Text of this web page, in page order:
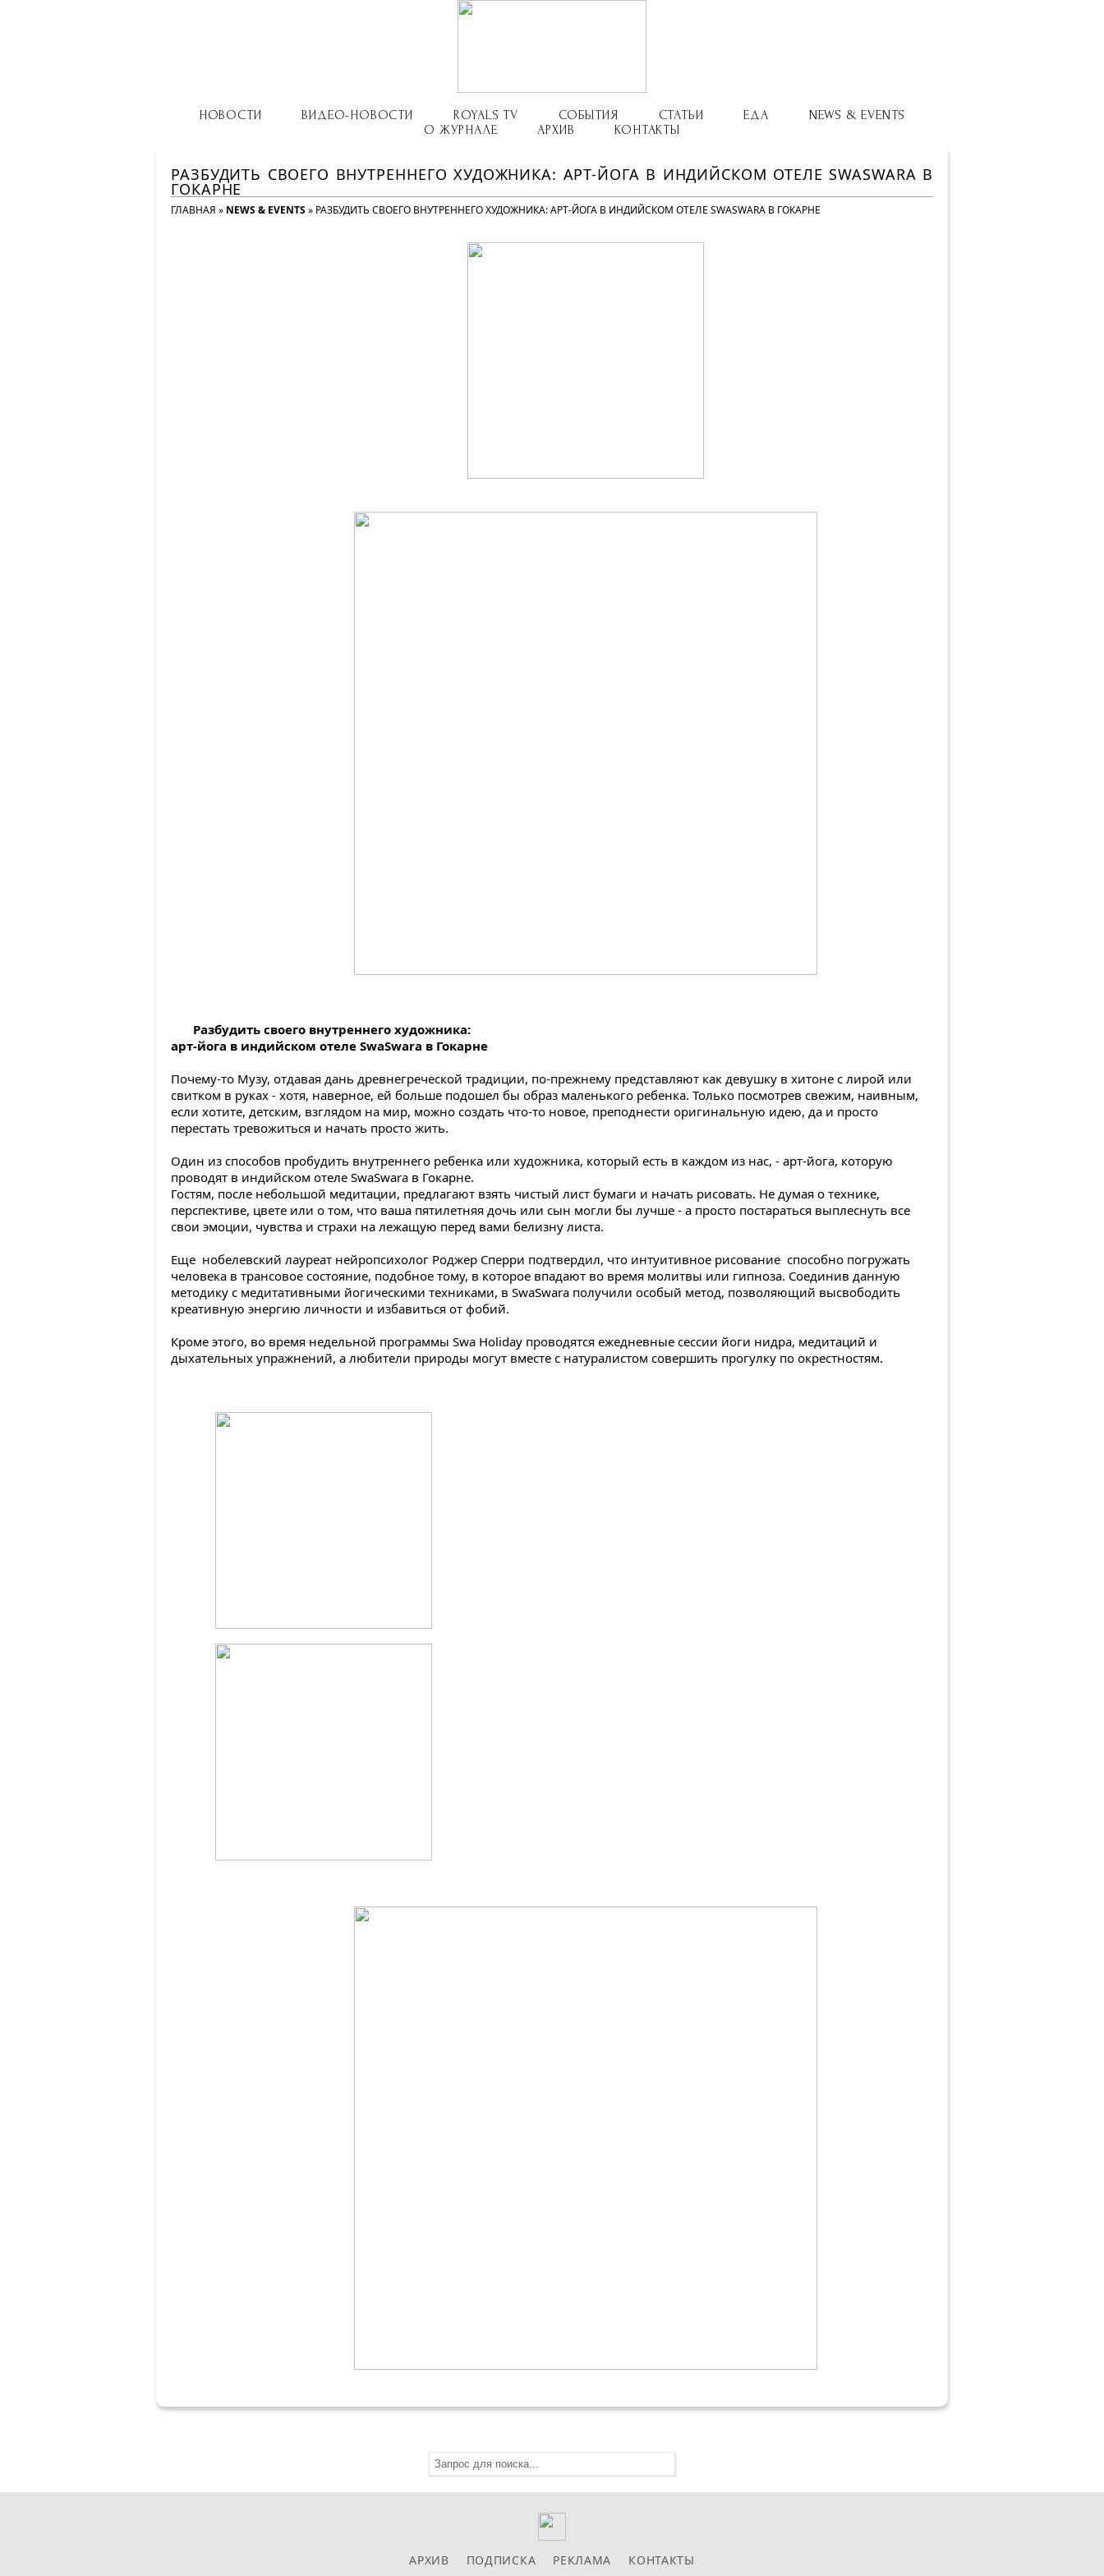
НОВОСТИ ВИДЕО-НОВОСТИ ROYALS TV СОБЫТИЯ СТАТЬИ ЕДА
NEWS & EVENTS
О ЖУРНАЛЕ
АРХИВ КОНТАКТЫ
РАЗБУДИТЬ СВОЕГО ВНУТРЕННЕГО ХУДОЖНИКА: АРТ-ЙОГА В ИНДИЙСКОМ ОТЕЛЕ SWASWARA В
ГОКАРНЕ
ГЛАВНАЯ » NEWS & EVENTS » РАЗБУДИТЬ СВОЕГО ВНУТРЕННЕГО ХУДОЖНИКА: АРТ-ЙОГА В ИНДИЙСКОМ ОТЕЛЕ SWASWARA В ГОКАРНЕ
Разбудить своего внутреннего художника:
арт-йога в индийском отеле SwaSwara в Гокарне
Почему-то Музу, отдавая дань древнегреческой традиции, по-прежнему представляют как девушку в хитоне с лирой или
свитком в руках - хотя, наверное, ей больше подошел бы образ маленького ребенка. Только посмотрев свежим, наивным,
если хотите, детским, взглядом на мир, можно создать что-то новое, преподнести оригинальную идею, да и просто
перестать тревожиться и начать просто жить.
Один из способов пробудить внутреннего ребенка или художника, который есть в каждом из нас, - арт-йога, которую
проводят в индийском отеле SwaSwara в Гокарне.
Гостям, после небольшой медитации, предлагают взять чистый лист бумаги и начать рисовать. Не думая о технике,
перспективе, цвете или о том, что ваша пятилетняя дочь или сын могли бы лучше - а просто постараться выплеснуть все
свои эмоции, чувства и страхи на лежащую перед вами белизну листа.
Еще нобелевский лауреат нейропсихолог Роджер Сперри подтвердил, что интуитивное рисование способно погружать
человека в трансовое состояние, подобное тому, в которое впадают во время молитвы или гипноза. Соединив данную
методику с медитативными йогическими техниками, в SwaSwara получили особый метод, позволяющий высвободить
креативную энергию личности и избавиться от фобий.
Кроме этого, во время недельной программы Swa Holiday проводятся ежедневные сессии йоги нидра, медитаций и
дыхательных упражнений, а любители природы могут вместе с натуралистом совершить прогулку по окрестностям.
АРХИВ ПОДПИСКА РЕКЛАМА КОНТАКТЫ